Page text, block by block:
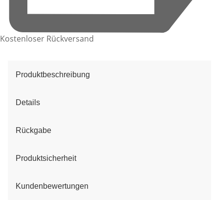
Kostenloser Rückversand
Produktbeschreibung
Details
Rückgabe
Produktsicherheit
Kundenbewertungen